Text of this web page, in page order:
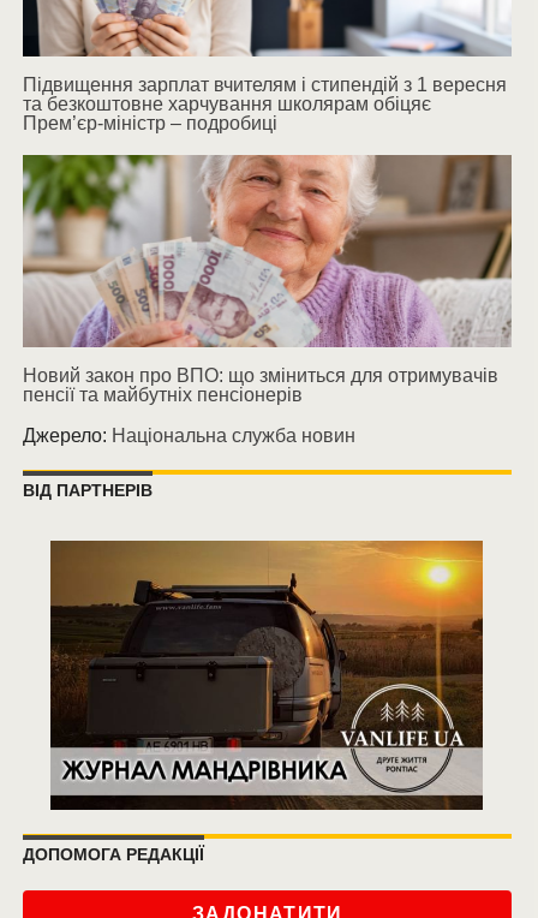
Підвищення зарплат вчителям і стипендій з 1 вересня
та безкоштовне харчування школярам обіцяє
Прем’єр-міністр – подробиці
Новий закон про ВПО: що зміниться для отримувачів
пенсії та майбутніх пенсіонерів
Джерело: Національна служба новин
ВІД ПАРТНЕРІВ
ДОПОМОГА РЕДАКЦІЇ